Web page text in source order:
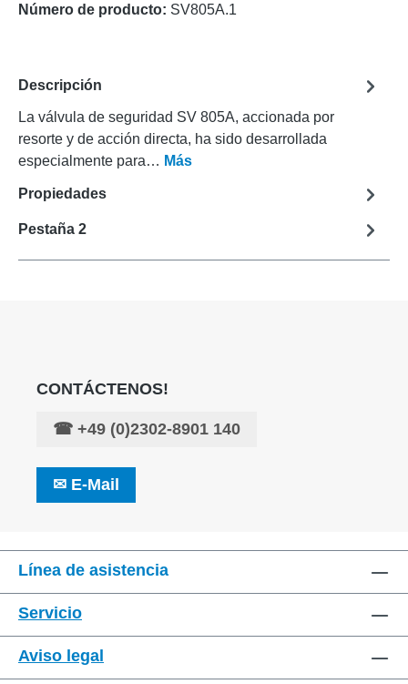
Número de producto: SV805A.1
Descripción
La válvula de seguridad SV 805A, accionada por
resorte y de acción directa, ha sido desarrollada
especialmente para… Más
Propiedades
Pestaña 2
CONTÁCTENOS!
☎ +49 (0)2302-8901 140
✉ E-Mail
Línea de asistencia
Servicio
Aviso legal